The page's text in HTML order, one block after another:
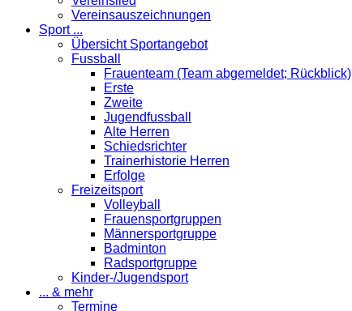
Vereinsauszeichnungen
Sport ...
Übersicht Sportangebot
Fussball
Frauenteam (Team abgemeldet; Rückblick)
Erste
Zweite
Jugendfussball
Alte Herren
Schiedsrichter
Trainerhistorie Herren
Erfolge
Freizeitsport
Volleyball
Frauensportgruppen
Männersportgruppe
Badminton
Radsportgruppe
Kinder-/Jugendsport
... & mehr
Termine